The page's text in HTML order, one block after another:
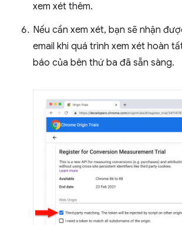
xem xét thêm.
Nếu cần xem xét, bạn sẽ nhận
email khi quá trình xem xét hoàn
báo của bên thứ ba đã sẵn sàng.